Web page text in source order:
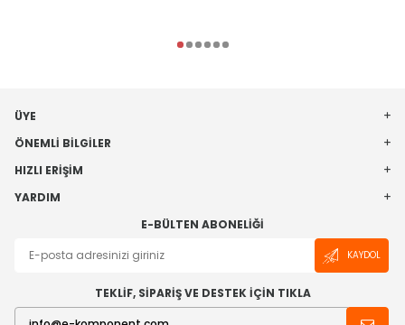
ÜYE
ÖNEMLI BILGILER
HIZLI ERIŞIM
YARDIM
E-BÜLTEN ABONELIĞI
KAYDOL
TEKLİF, SİPARİŞ VE DESTEK İÇİN TIKLA